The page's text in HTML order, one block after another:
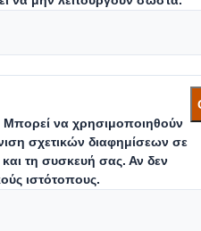
ένα ασφαλές, δίκαιο
τους υπαλλήλους μας
εργαζόμενοί μας
ενεργειών και
την
επιτυχημένοι
επίσης ο καθένας